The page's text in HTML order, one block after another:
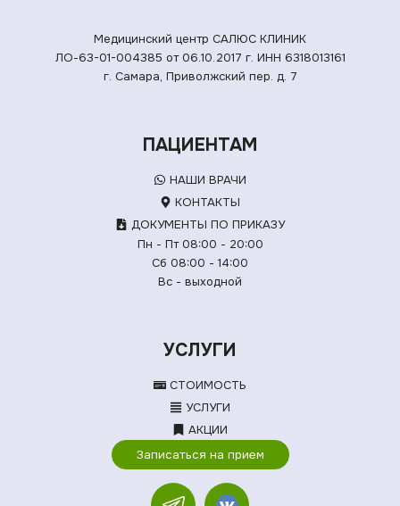
Медицинский центр САЛЮС КЛИНИК
ЛО-63-01-004385 от 06.10.2017 г. ИНН 6318013161
г. Самара, Приволжский пер. д. 7
ПАЦИЕНТАМ
НАШИ ВРАЧИ
КОНТАКТЫ
ДОКУМЕНТЫ ПО ПРИКАЗУ
Пн - Пт 08:00 - 20:00
Сб 08:00 - 14:00
Вс - выходной
УСЛУГИ
СТОИМОСТЬ
УСЛУГИ
АКЦИИ
Записаться на прием